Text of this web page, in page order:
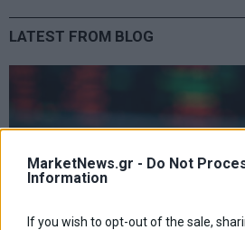
MarketNews.gr - Do Not
Information
If you wish to opt-out of the sale,
LATEST FROM BLOG